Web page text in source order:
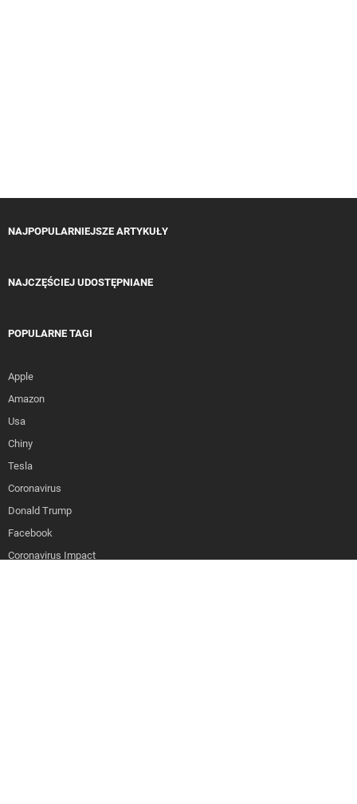
Strona korzysta z plików cookies w celu realizacji usług i zgodnie z
NAJPOPULARNIEJSZE ARTYKUŁY
NAJCZĘŚCIEJ UDOSTĘPNIANE
POPULARNE TAGI
Apple
Amazon
Usa
Chiny
Tesla
Coronavirus
Donald Trump
Facebook
Coronavirus Impact